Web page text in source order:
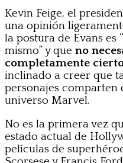
Kevin Feige, el
una opinión
la postura de Evans es
mismo” y que no
completamente
inclinado a creer que
personajes comparten
universo Marvel.
No es la primera vez
estado actual de
películas de